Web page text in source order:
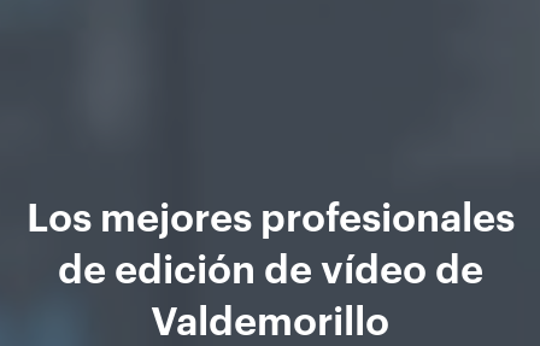
Los mejores profesionales
de edición de vídeo de
Valdemorillo